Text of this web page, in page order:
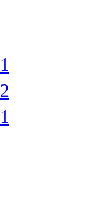
1
2
1